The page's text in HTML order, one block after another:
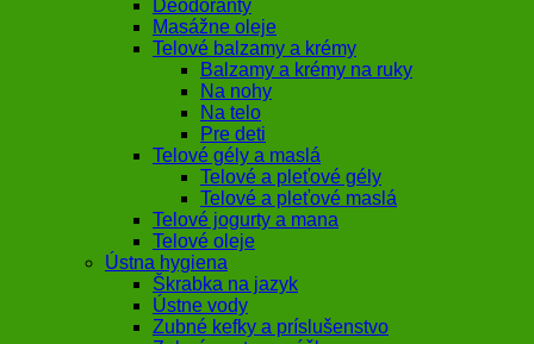
Deodoranty
Masážne oleje
Telové balzamy a krémy
Balzamy a krémy na ruky
Na nohy
Na telo
Pre deti
Telové gély a maslá
Telové a pleťové gély
Telové a pleťové maslá
Telové jogurty a mana
Telové oleje
Ústna hygiena
Škrabka na jazyk
Ústne vody
Zubné kefky a príslušenstvo